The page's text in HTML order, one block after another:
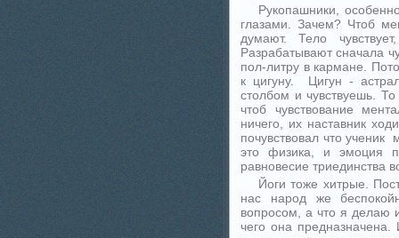
Рукопашники,
глазами. Зачем? Чтоб
думают. Тело
Разрабатывают сначала
пол-литру в кармане.
к цигуну. Цигун -
столбом и чувствуешь.
чтоб чувствование
ничего, их наставник
почувствовал что
это физика, и эмоция
равновесие триединства
Йоги тоже хитрые.
нас народ же
вопросом, а что я делаю
чего она предназначена.